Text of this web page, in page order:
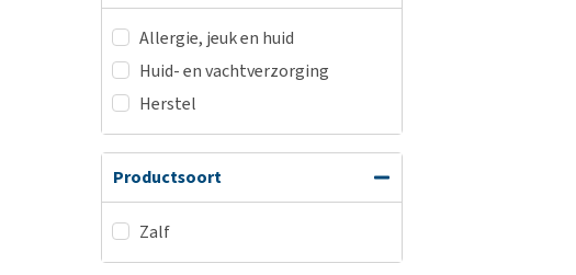
Allergie, jeuk en huid
Huid- en vachtverzorging
Herstel
Productsoort
Zalf